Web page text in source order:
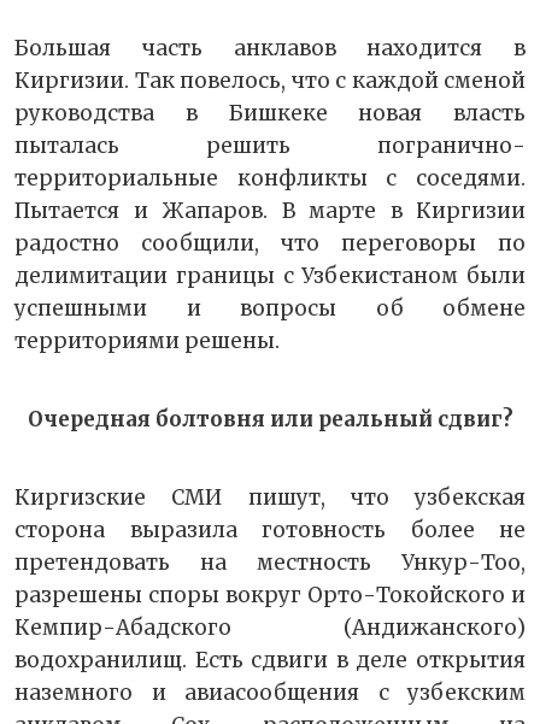
Большая часть анклавов находится в
Киргизии. Так повелось, что с каждой сменой
руководства в Бишкеке новая власть
пыталась решить погранично-
территориальные конфликты с соседями.
Пытается и Жапаров. В марте в Киргизии
радостно сообщили, что переговоры по
делимитации границы с Узбекистаном были
успешными и вопросы об обмене
территориями решены.
Очередная болтовня или реальный сдвиг?
Киргизские СМИ пишут, что узбекская
сторона выразила готовность более не
претендовать на местность Ункур-Тоо,
разрешены споры вокруг Орто-Токойского и
Кемпир-Абадского (Андижанского)
водохранилищ. Есть сдвиги в деле открытия
наземного и авиасообщения с узбекским